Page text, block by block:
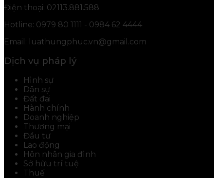
Điện thoại: 02113.881.588
Hotline: 0979 80 1111 - 0984 62 4444
Email: luathungphuc.vn@gmail.com
Dịch vụ pháp lý
Hình sự
Dân sự
Đất đai
Hành chính
Doanh nghiệp
Thương mại
Đầu tư
Lao động
Hôn nhân gia đình
Sở hữu trí tuệ
Thuế